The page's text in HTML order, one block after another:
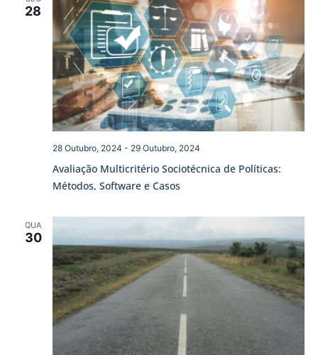
28
Avaliação Multicritério Sociotécnica de Políticas:
Métodos, Software e Casos
28 Outubro, 2024 - 29 Outubro, 2024
QUA
30